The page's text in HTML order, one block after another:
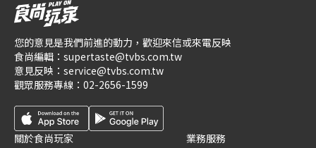
您的意見是我們前進的動力，歡迎來信或來電反映
食尚編輯： supertaste@tvbs.com.tw
意見反映： service@tvbs.com.tw
觀眾服務專線： 02-2656-1599
關於食尚玩家
業務服務